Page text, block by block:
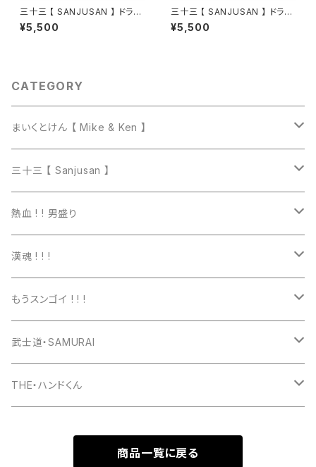
三十三 【 SANJUSAN 】 ドライ
Tシャツ・ガーネットレッド × ブ
ラック
¥5,500
三十三 【 SANJUSAN 】 ドライ
Tシャツ・ブラック × ターコイズ
¥5,500
CATEGORY
まいくとけん 【 Mike & Ken 】
マグカップ
トートバッグ
三十三 【 Sanjusan 】
Tシャツ
長袖Ｔシャツ
パーカー
ワッペン
マグカップ
熱血 ! ! 男盛り
Tシャツ
長袖Tシャツ
スウェット
パーカー
漢魂 ! ! !
Tシャツ
パーカー
スマホケース
もうスンゴイ ! ! !
Tシャツ
長袖Ｔシャツ
武士道・SAMURAI
Tシャツ
THE・ハンドくん
商品一覧に戻る